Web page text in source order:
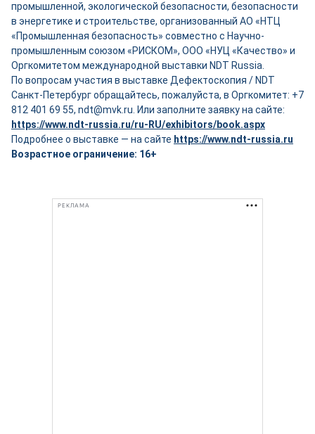
промышленной, экологической безопасности, безопасности
в энергетике и строительстве, организованный АО «НТЦ
«Промышленная безопасность» совместно с Научно-
промышленным союзом «РИСКОМ», ООО «НУЦ «Качество» и
Оргкомитетом международной выставки NDT Russia.
По вопросам участия в выставке Дефектоскопия / NDT
Санкт-Петербург обращайтесь, пожалуйста, в Оргкомитет: +7
812 401 69 55, ndt@mvk.ru. Или заполните заявку на сайте:
https://www.ndt-russia.ru/ru-RU/exhibitors/book.aspx
Подробнее о выставке — на сайте https://www.ndt-russia.ru
Возрастное ограничение: 16+
РЕКЛАМА